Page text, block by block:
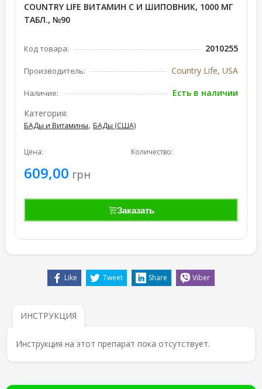
COUNTRY LIFE ВИТАМИН C И ШИПОВНИК, 1000 МГ
ТАБЛ., №90
Код товара: 2010255
Производитель: Country Life, USA
Наличие:
Есть в наличии
Категория:
БАДы и Витамины, БАДы (США)
Цена:
609,00 грн
Количество:
Заказать
Like Tweet Share Viber
ИНСТРУКЦИЯ
Инструкция на этот препарат пока отсутствует.